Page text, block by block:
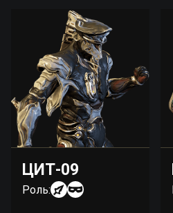
ЦИТ-09
Роль: